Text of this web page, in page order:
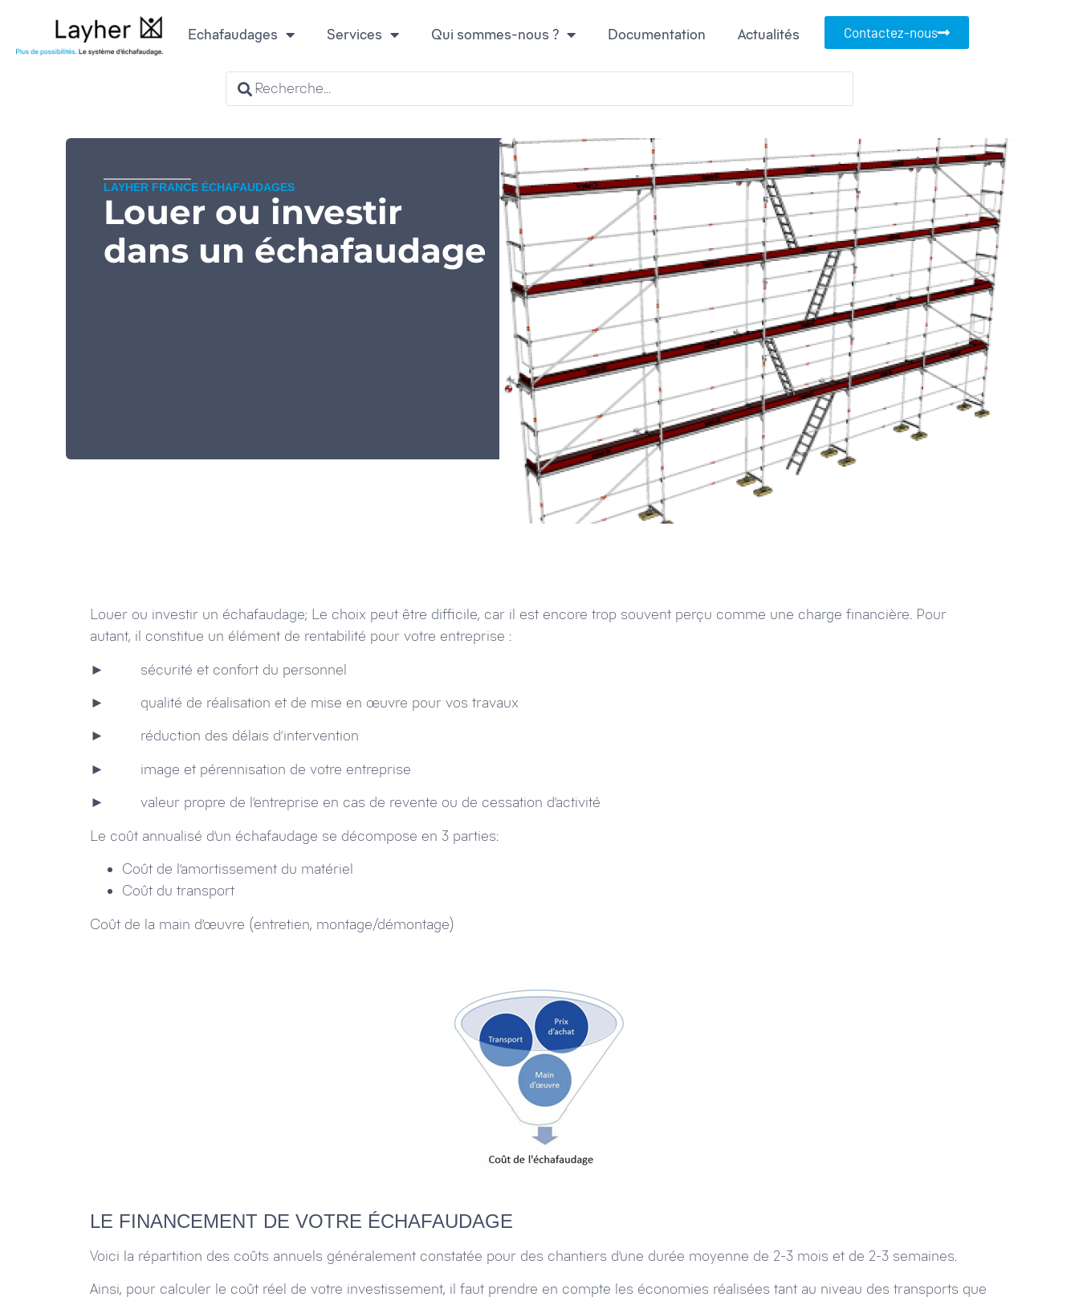
Echafaudages Services Qui sommes-nous ? Documentation Actualités Contactez-nous
LAYHER FRANCE ÉCHAFAUDAGES
Louer ou investir
dans un échafaudage
Louer ou investir un échafaudage; Le choix peut être difficile, car il est encore trop souvent perçu comme une charge financière. Pour
autant, il constitue un élément de rentabilité pour votre entreprise :
► sécurité et confort du personnel
► qualité de réalisation et de mise en œuvre pour vos travaux
► réduction des délais d’intervention
► image et pérennisation de votre entreprise
► valeur propre de l’entreprise en cas de revente ou de cessation d’activité
Le coût annualisé d’un échafaudage se décompose en 3 parties:
Coût de l’amortissement du matériel
Coût du transport
Coût de la main d’œuvre (entretien, montage/démontage)
LE FINANCEMENT DE VOTRE ÉCHAFAUDAGE
Voici la répartition des coûts annuels généralement constatée pour des chantiers d’une durée moyenne de 2-3 mois et de 2-3 semaines.
Ainsi, pour calculer le coût réel de votre investissement, il faut prendre en compte les économies réalisées tant au niveau des transports que